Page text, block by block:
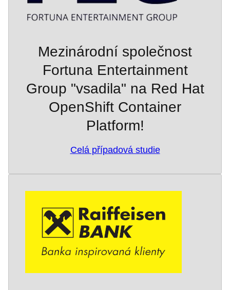
Mezinárodní společnost
Fortuna Entertainment
Group "vsadila" na Red Hat
OpenShift Container
Platform!
Celá případová studie